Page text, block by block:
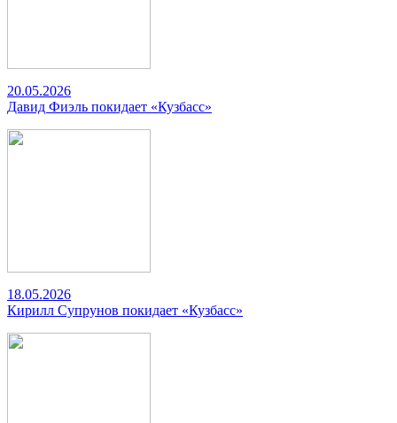
20.05.2026
Давид Фиэль покидает «Кузбасс»
18.05.2026
Кирилл Супрунов покидает «Кузбасс»